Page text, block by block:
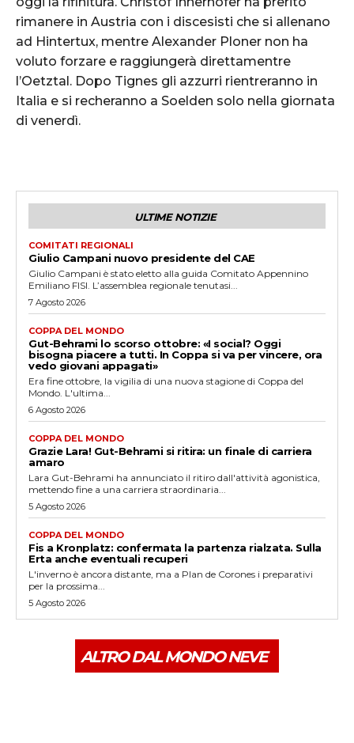
rimanere in Austria con i discesisti che si allenano
ad Hintertux, mentre Alexander Ploner non ha
voluto forzare e raggiungerà direttamentre
l’Oetztal. Dopo Tignes gli azzurri rientreranno in
Italia e si recheranno a Soelden solo nella giornata
di venerdì.
ULTIME NOTIZIE
COMITATI REGIONALI
Giulio Campani nuovo presidente del CAE
Giulio Campani è stato eletto alla guida Comitato Appennino
Emiliano FISI. L’assemblea regionale tenutasi...
7 Agosto 2026
COPPA DEL MONDO
Gut-Behrami lo scorso ottobre: «I social? Oggi
bisogna piacere a tutti. In Coppa si va per vincere, ora
vedo giovani appagati»
Era fine ottobre, la vigilia di una nuova stagione di Coppa del
Mondo. L'ultima...
6 Agosto 2026
COPPA DEL MONDO
Grazie Lara! Gut-Behrami si ritira: un finale di carriera
amaro
Lara Gut-Behrami ha annunciato il ritiro dall'attività agonistica,
mettendo fine a una carriera straordinaria...
5 Agosto 2026
COPPA DEL MONDO
Fis a Kronplatz: confermata la partenza rialzata. Sulla
Erta anche eventuali recuperi
L'inverno è ancora distante, ma a Plan de Corones i preparativi
per la prossima...
5 Agosto 2026
ALTRO DAL MONDO NEVE